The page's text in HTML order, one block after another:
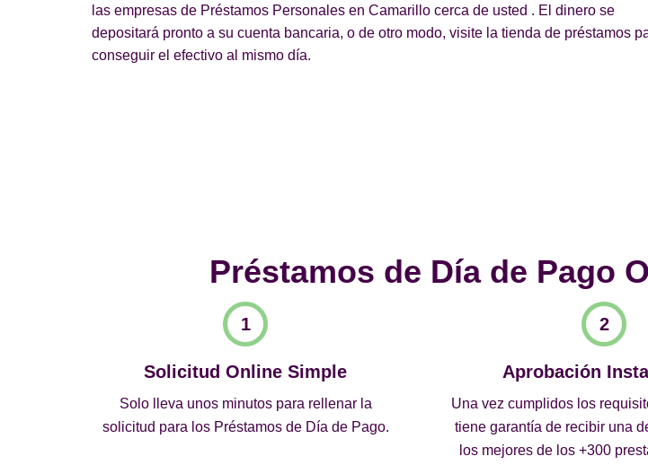
las empresas de Préstamos Personales en Camarillo cerca de usted . El dinero se
depositará pronto a su cuenta bancaria, o de otro modo, visite la tienda de préstamos
conseguir el efectivo al mismo día.
Préstamos de Día de Pago
Solicitud Online Simple
Solo lleva unos minutos para rellenar la
solicitud para los Préstamos de Día de Pago.
Aprobación
Una vez cumplidos los
tiene garantía de recibir una
los mejores de los +300